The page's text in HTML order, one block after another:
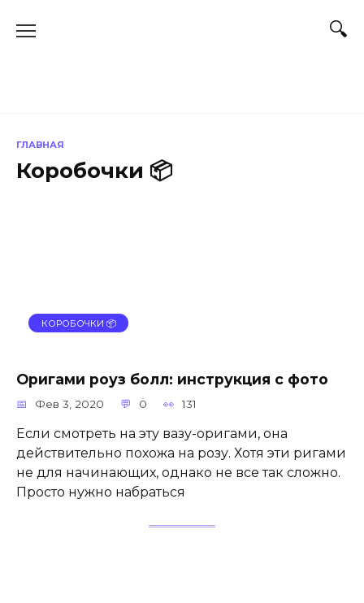
ГЛАВНАЯ
Коробочки 📦
КОРОБОЧКИ 📦
Оригами роуз болл: инструкция с фото
Фев 3, 2020 0 131
Если смотреть на эту вазу-оригами, она
действительно похожа на розу. Хотя эти ригами
не для начинающих, однако не все так сложно.
Просто нужно набраться